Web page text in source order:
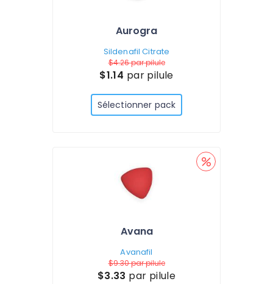
Aurogra
Sildenafil Citrate
$4.26par pilule
$1.14 par pilule
Sélectionner pack
Avana
Avanafil
$9.30par pilule
$3.33 par pilule